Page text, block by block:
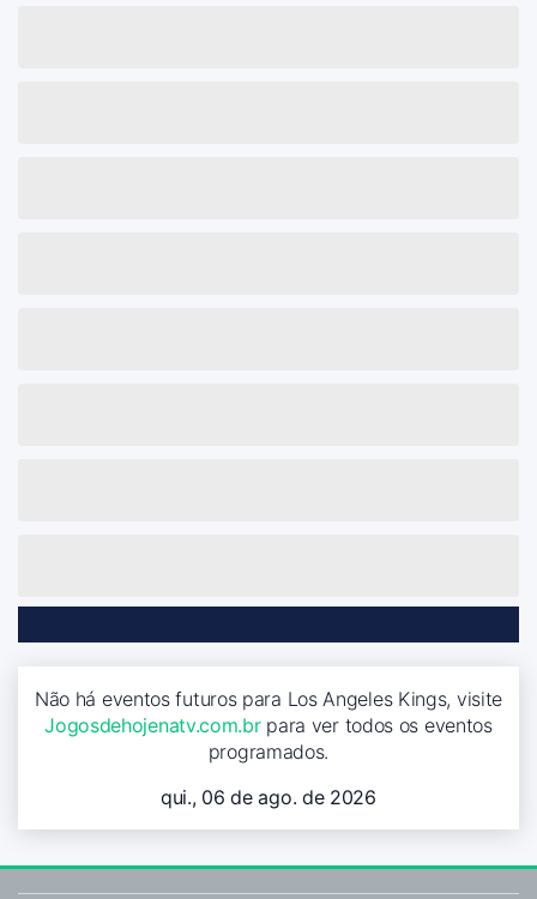
Não há eventos futuros para Los Angeles Kings, visite
Jogosdehojenatv.com.brpara ver todos os eventos
programados.
qui., 06 de ago. de 2026